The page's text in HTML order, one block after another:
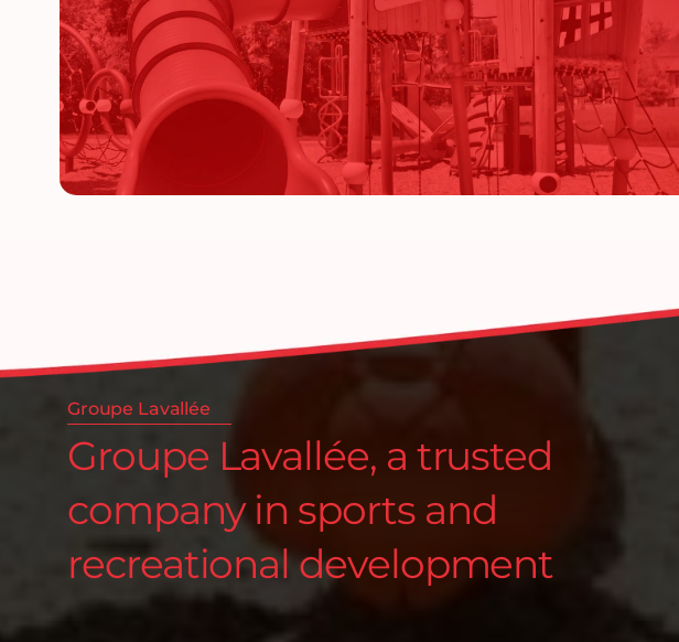
Groupe Lavallée
Groupe Lavallée, a trusted
company in sports and
recreational development